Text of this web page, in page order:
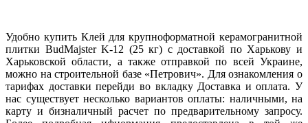
Удобно купить Клей для крупноформатной керамогранитной
плитки BudMajster K-12 (25 кг) с доставкой по Харькову и
Харьковской области, а также отправкой по всей Украине,
можно на строительной базе «Петрович». Для ознакомления о
тарифах доставки перейди во вкладку Доставка и оплата. У
нас существует несколько вариантов оплаты: наличными, на
карту и бизналичный расчет по предварительному запросу.